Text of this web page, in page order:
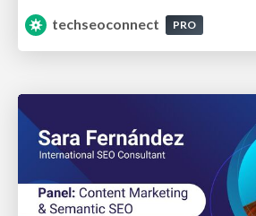
techseoconnect
PRO